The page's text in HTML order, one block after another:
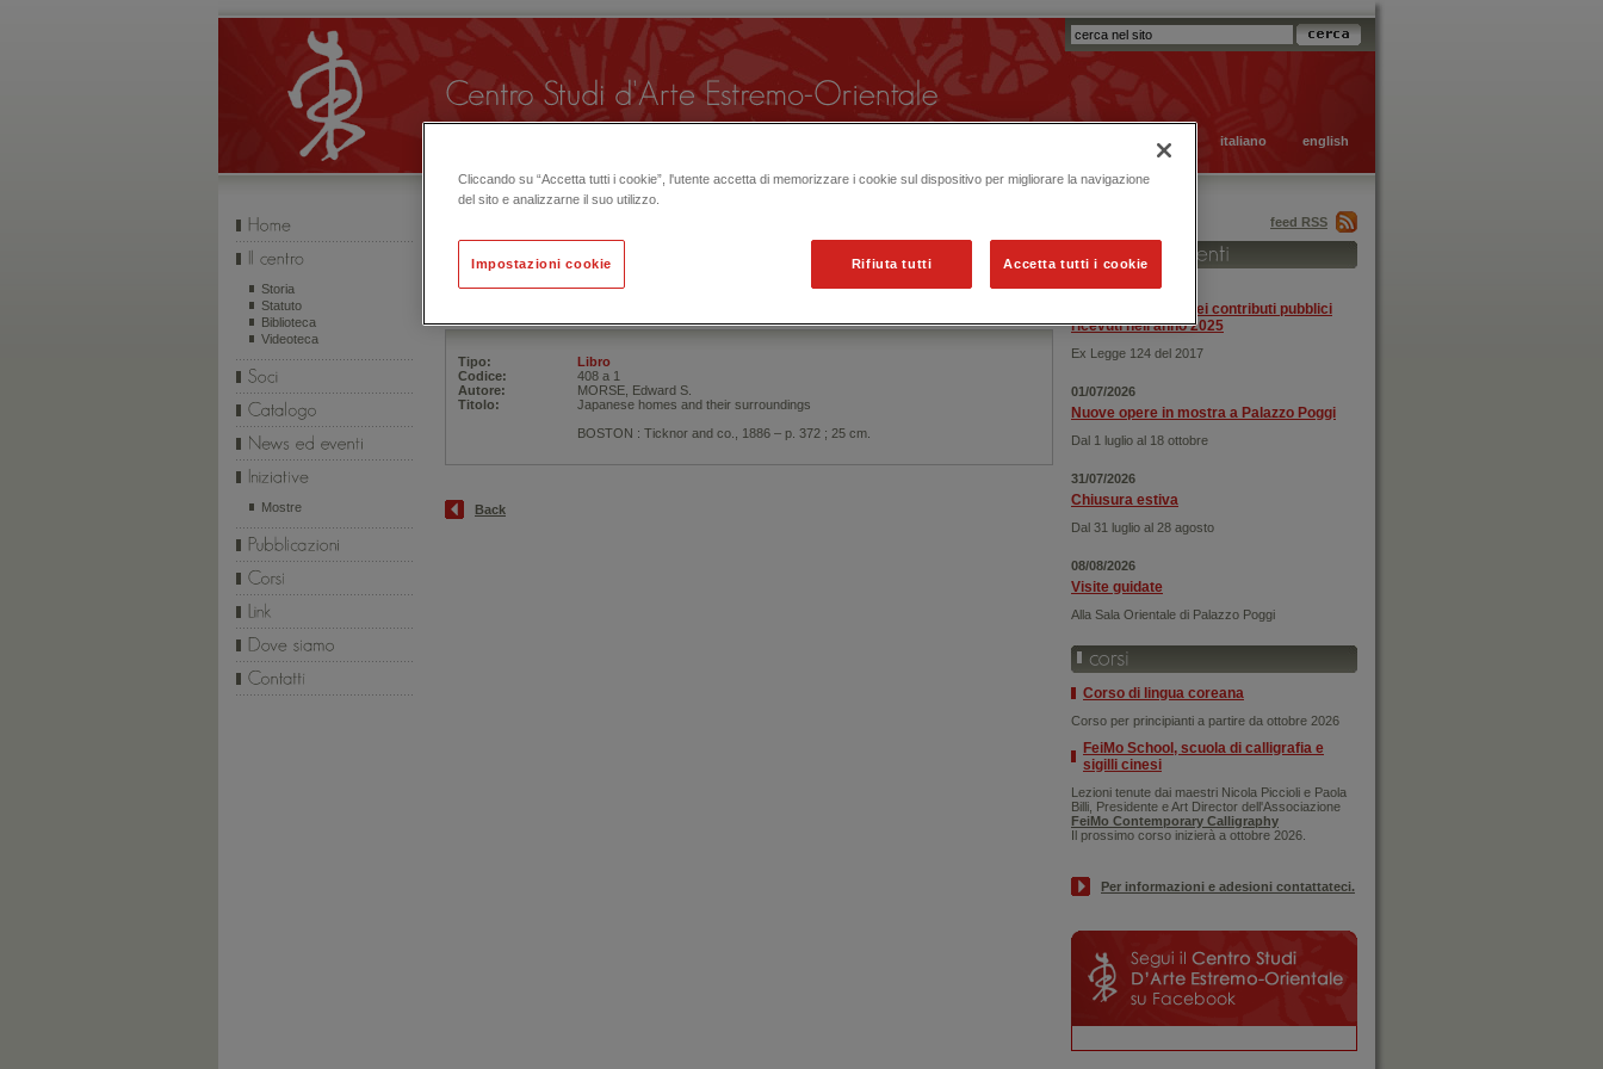
italiano english
Storia
Statuto
Biblioteca
Videoteca
Mostre
Effettua una nuova ricerca
Dettaglio Ricerca
Tipo:
Libro
Codice:
408 a 1
Autore:
MORSE, Edward S.
Titolo:
Japanese homes and their surroundings
BOSTON : Ticknor and co., 1886 – p. 372 ; 25 cm.
Back
feed RSS
31/12/2025
Rendicontazione dei contributi pubblici
ricevuti nell'anno 2025
Ex Legge 124 del 2017
01/07/2026
Nuove opere in mostra a Palazzo Poggi
Dal 1 luglio al 18 ottobre
31/07/2026
Chiusura estiva
Dal 31 luglio al 28 agosto
08/08/2026
Visite guidate
Alla Sala Orientale di Palazzo Poggi
Corso di lingua coreana
Corso per principianti a partire da ottobre 2026
FeiMo School, scuola di calligrafia e
sigilli cinesi
Lezioni tenute dai maestri Nicola Piccioli e Paola
Billi, Presidente e Art Director dell'Associazione
FeiMo Contemporary Calligraphy
Il prossimo corso inizierà a ottobre 2026.
Per informazioni e adesioni contattateci.
Cliccando su “Accetta tutti i cookie”, l'utente accetta di memorizzare i cookie sul dispositivo per migliorare la navigazione
del sito e analizzarne il suo utilizzo.
Rifiuta tutti Accetta tutti i cookie
Impostazioni cookie